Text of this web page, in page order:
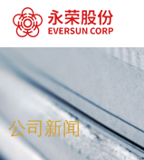
公司新闻